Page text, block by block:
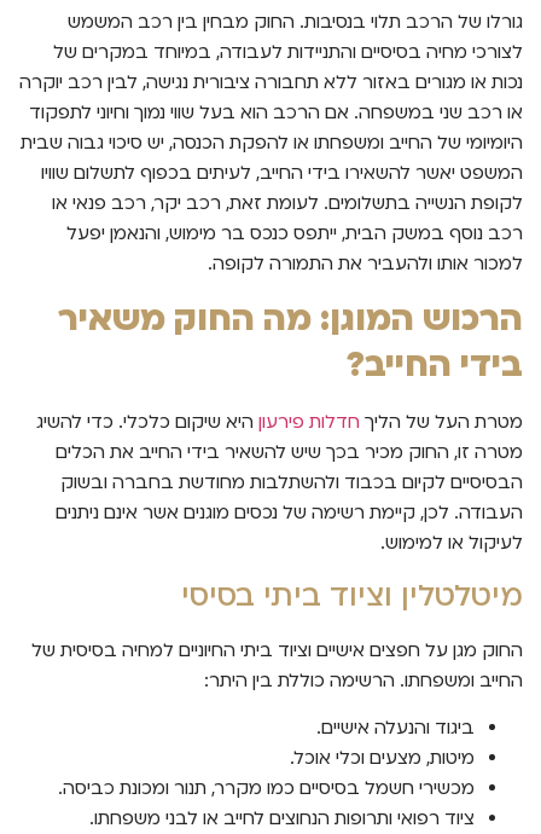
גורלו של הרכב תלוי בנסיבות. החוק מבחין בין רכב המשמש
לצורכי מחיה בסיסיים והתניידות לעבודה, במיוחד במקרים של
נכות או מגורים באזור ללא תחבורה ציבורית נגישה, לבין רכב יוקרה
או רכב שני במשפחה. אם הרכב הוא בעל שווי נמוך וחיוני לתפקוד
היומיומי של החייב ומשפחתו או להפקת הכנסה, יש סיכוי גבוה שבית
המשפט יאשר להשאירו בידי החייב, לעיתים בכפוף לתשלום שוויו
לקופת הנשייה בתשלומים. לעומת זאת, רכב יקר, רכב פנאי או
רכב נוסף במשק הבית, ייתפס כנכס בר מימוש, והנאמן יפעל
למכור אותו ולהעביר את התמורה לקופה.
הרכוש המוגן: מה החוק משאיר
בידי החייב?
מטרת העל של הליך חדלות פירעון היא שיקום כלכלי. כדי להשיג
מטרה זו, החוק מכיר בכך שיש להשאיר בידי החייב את הכלים
הבסיסיים לקיום בכבוד ולהשתלבות מחודשת בחברה ובשוק
העבודה. לכן, קיימת רשימה של נכסים מוגנים אשר אינם ניתנים
לעיקול או למימוש.
מיטלטלין וציוד ביתי בסיסי
החוק מגן על חפצים אישיים וציוד ביתי החיוניים למחיה בסיסית של
החייב ומשפחתו. הרשימה כוללת בין היתר:
ביגוד והנעלה אישיים.
מיטות, מצעים וכלי אוכל.
מכשירי חשמל בסיסיים כמו מקרר, תנור ומכונת כביסה.
ציוד רפואי ותרופות הנחוצים לחייב או לבני משפחתו.